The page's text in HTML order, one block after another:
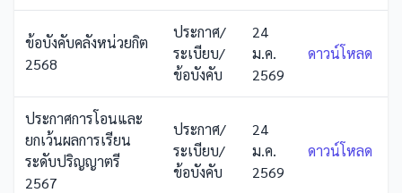
ข้อบังคับคลังหน่วยกิต
2568
ประกาศ/
ระเบียบ/
ข้อบังคับ
24
ม.ค.
2569
ดาวน์โหลด
ประกาศการโอนและ
ยกเว้นผลการเรียน
ระดับปริญญาตรี
2567
ประกาศ/
ระเบียบ/
ข้อบังคับ
24
ม.ค.
2569
ดาวน์โหลด